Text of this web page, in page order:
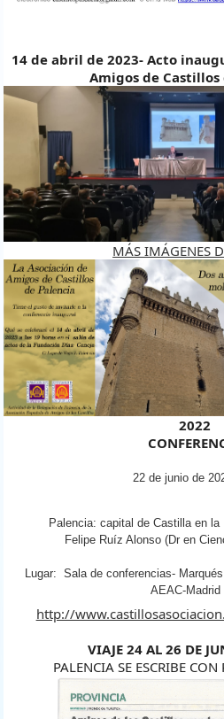
14 de abril de 2023- Acto
Amigos de Castillos
1.jpg
MÁS IMÁGENES
2022
22 de junio de
Palencia: capital de Castilla en la
Felipe Ruíz Alonso (Dr en
Lugar: Sala de conferencias-
AEAC-Madrid
http://
VIAJE 24 AL 26 DE
PALENCIA SE ESCRIBE
noticia_palentino.jpg